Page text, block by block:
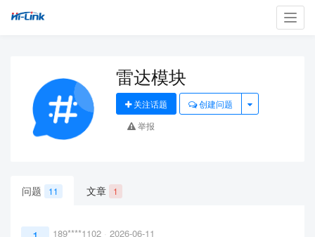
雷达模块
关注话题
创建问题
举报
问题 11 文章 1
189****1102 2026-06-11